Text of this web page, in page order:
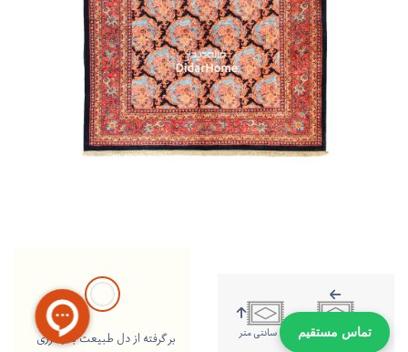
351 سانتی متر 265 سانتی متر
بر گرفته از دل طبیعت با رنگرزی
تماس مستقیم